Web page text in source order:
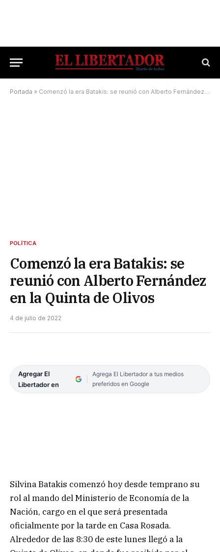
Portada » Comenzó la era Batakis: se reunió con Alberto Fernández en la Quinta de Olivos
POLÍTICA
Comenzó la era Batakis: se
reunió con Alberto Fernández
en la Quinta de Olivos
4 de julio de 2022
Agregar El
Libertador en
Agrega El Libertador a tus medios
preferidos en Google
Silvina Batakis comenzó hoy desde temprano su
rol al mando del Ministerio de Economía de la
Nación, cargo en el que será presentada
oficialmente por la tarde en Casa Rosada.
Alrededor de las 8:30 de este lunes llegó a la